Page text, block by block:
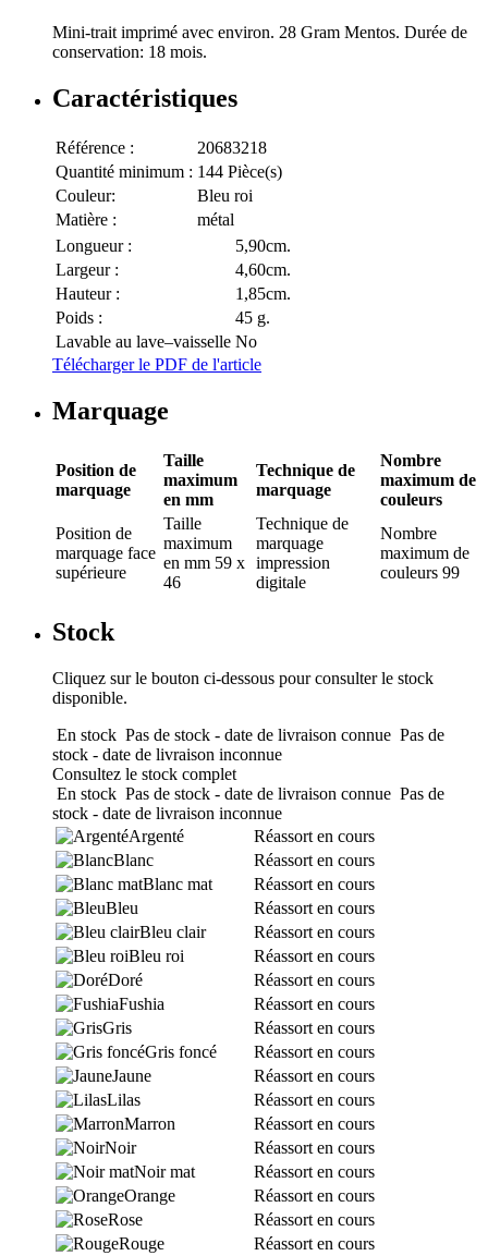
Mini-trait imprimé avec environ. 28 Gram Mentos. Durée de
conservation: 18 mois.
Caractéristiques
Référence :
20683218
Quantité minimum : 144 Pièce(s)
Couleur:
Bleu roi
Matière :
métal
Longueur :
5,90cm.
Largeur :
4,60cm.
Hauteur :
1,85cm.
Poids :
45 g.
Lavable au lave–vaisselle No
Télécharger le PDF de l'article
Marquage
Position de
marquage
Taille
maximum
en mm
Technique de
marquage
Nombre
maximum de
couleurs
Position de
marquage face
supérieure
Taille
maximum
en mm 59 x
46
Technique de
marquage
impression
digitale
Nombre
maximum de
couleurs 99
Stock
Cliquez sur le bouton ci-dessous pour consulter le stock
disponible.
En stock Pas de stock - date de livraison connue Pas de
stock - date de livraison inconnue
Consultez le stock complet
En stock Pas de stock - date de livraison connue Pas de
stock - date de livraison inconnue
Argenté
Réassort en cours
Blanc
Réassort en cours
Blanc mat
Réassort en cours
Bleu
Réassort en cours
Bleu clair
Réassort en cours
Bleu roi
Réassort en cours
Doré
Réassort en cours
Fushia
Réassort en cours
Gris
Réassort en cours
Gris foncé
Réassort en cours
Jaune
Réassort en cours
Lilas
Réassort en cours
Marron
Réassort en cours
Noir
Réassort en cours
Noir mat
Réassort en cours
Orange
Réassort en cours
Rose
Réassort en cours
Rouge
Réassort en cours